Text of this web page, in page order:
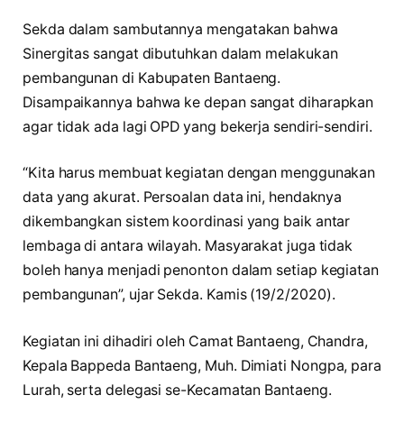
Sekda dalam sambutannya mengatakan bahwa
Sinergitas sangat dibutuhkan dalam melakukan
pembangunan di Kabupaten Bantaeng.
Disampaikannya bahwa ke depan sangat diharapkan
agar tidak ada lagi OPD yang bekerja sendiri-sendiri.
“Kita harus membuat kegiatan dengan menggunakan
data yang akurat. Persoalan data ini, hendaknya
dikembangkan sistem koordinasi yang baik antar
lembaga di antara wilayah. Masyarakat juga tidak
boleh hanya menjadi penonton dalam setiap kegiatan
pembangunan”, ujar Sekda. Kamis (19/2/2020).
Kegiatan ini dihadiri oleh Camat Bantaeng, Chandra,
Kepala Bappeda Bantaeng, Muh. Dimiati Nongpa, para
Lurah, serta delegasi se-Kecamatan Bantaeng.